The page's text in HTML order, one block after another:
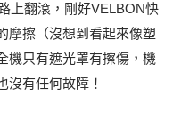
上翻滾，剛好VELBON快
摩擦（沒想到看起來像塑
機只有遮光罩有擦傷，機
沒有任何故障！